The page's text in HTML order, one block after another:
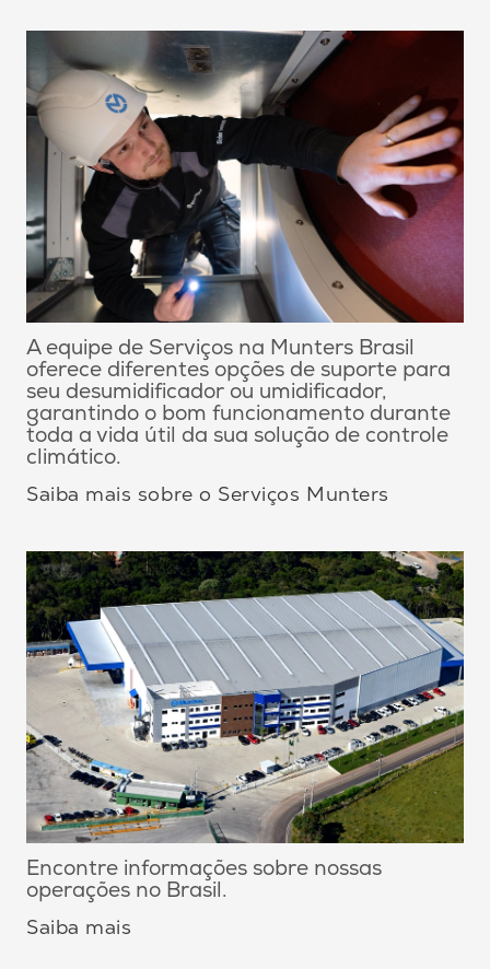
A equipe de Serviços na Munters Brasil
oferece diferentes opções de suporte para
seu desumidificador ou umidificador,
garantindo o bom funcionamento durante
toda a vida útil da sua solução de controle
climático.
Saiba mais sobre o Serviços Munters
Encontre informações sobre nossas
operações no Brasil.
Saiba mais